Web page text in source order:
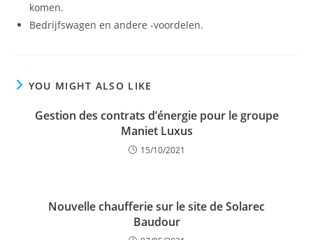
komen.
Bedrijfswagen en andere -voordelen.
YOU MIGHT ALSO LIKE
Gestion des contrats d’énergie pour le groupe
Maniet Luxus
15/10/2021
Nouvelle chaufferie sur le site de Solarec
Baudour